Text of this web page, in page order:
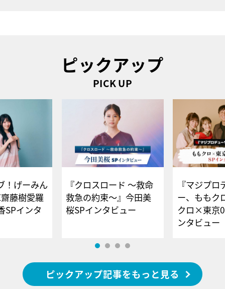
ピックアップ
PICK UP
！げーみん
藤樹愛羅
SPインタ
『クロスロード ～救命
救急の約束～』今田美
桜SPインタビュー
『マジプロ
ー、ももク
クロ×東京
ンタビュー
ピックアップ記事をもっと見る